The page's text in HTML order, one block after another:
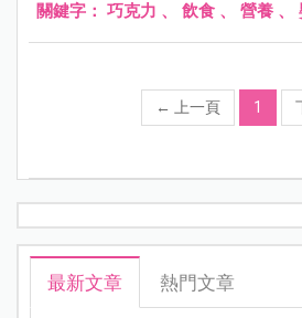
關鍵字： 巧克力 、 飲食 、 營養 、
← 上一頁 1
最新文章 熱門文章